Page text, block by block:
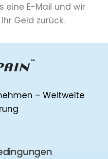
eine E-Mail und wir
Geld zurück.
– Weltweite